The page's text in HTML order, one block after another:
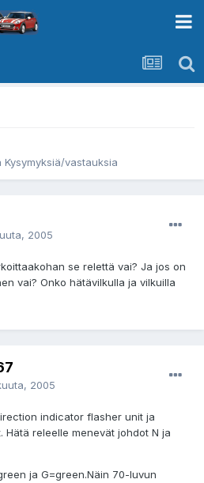
Kysymyksiä/vastauksia
2005
se relettä vai? Ja jos on
vai? Onko hätävilkulla ja vilkuilla
2005
indicator flasher unit ja
releelle menevät johdot N ja
ja G=green.Näin 70-luvun